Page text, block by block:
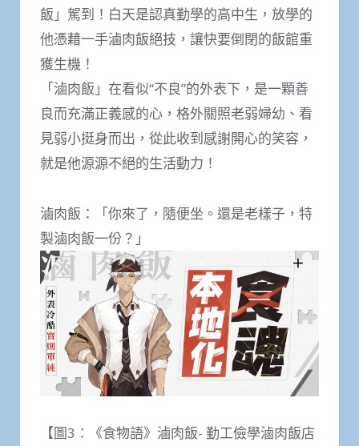
飯」駕到！白天是認真勤學的高中生，放學的
他憑藉一手滷肉飯絕技，讓快要倒閉的飯館重
獲生機！
「滷肉飯」在看似“不良”的外表下，是一顆善
良而充滿正義感的心，格外關照老弱婦幼、看
見弱小挺身而出，從此收到感謝開心的笑容，
就是他源源不絕的生活動力！
滷肉飯：「你來了，隨便坐。還是老樣子，特
製滷肉飯一份？」
【圖3：《食物語》滷肉飯- 勤工儉學滷肉飯店